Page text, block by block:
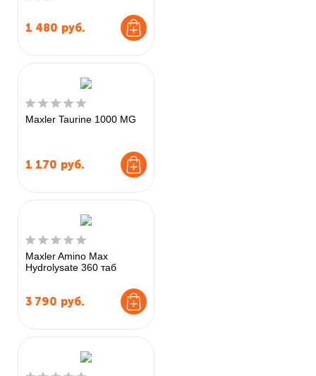
1 480 руб.
Maxler Taurine 1000 MG
1 170 руб.
Maxler Amino Max
Hydrolysate 360 таб
3 790 руб.